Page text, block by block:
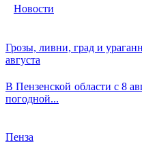
Новости
Грозы, ливни, град и
августа
В Пензенской области с 8
погодной...
Пенза